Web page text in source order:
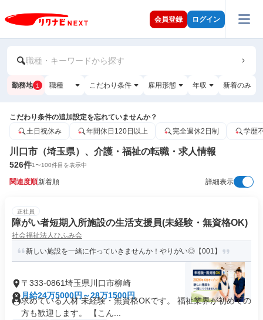
会員登録 ログイン
職種・キーワードから探す
勤務地 1 職種 こだわり条件 雇用形態 年収 新着のみ
こだわり条件の追加設定を忘れていませんか？
土日祝休み
年間休日120日以上 完全週休2日制 学歴
川口市（埼玉県）、介護・福祉の転職・求人情報
526件1〜100件目を表示中
関連度順新着順 詳細表示
正社員
障がい者短期入所施設の生活支援員(未経験・無資格OK)
社会福祉法人ひふみ会
新しい施設を一緒に作っていきませんか！やりがい◎【001】
〒333-0861埼玉県川口市柳崎
月給24万5000円～28万1500円
求めている人材 未経験・無資格OKです。 福祉業界が初めての
方も歓迎します。 【こん...